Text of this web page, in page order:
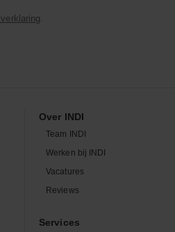
.
Over INDI
Team INDI
Werken bij INDI
Vacatures
Reviews
Services